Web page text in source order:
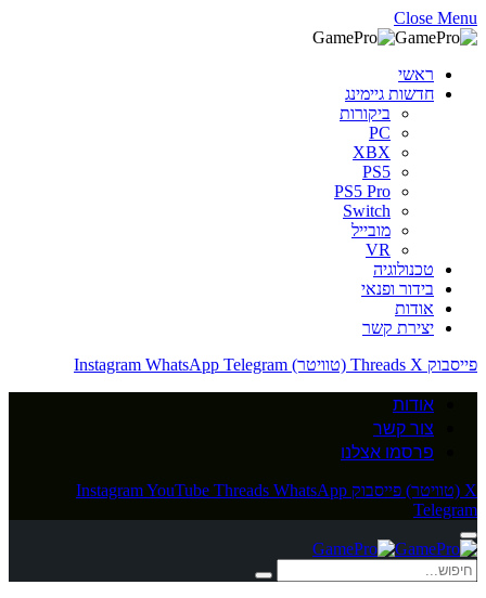
Close Menu
ראשי
חדשות גיימינג
ביקורות
PC
XBX
PS5
PS5 Pro
Switch
מובייל
VR
טכנולוגיה
בידור ופנאי
אודות
יצירת קשר
פייסבוק
Threads X (טוויטר) Instagram WhatsApp Telegram
אודות
צור קשר
פרסמו אצלנו
X (טוויטר) פייסבוק InstagramYouTube Threads WhatsApp
Telegram